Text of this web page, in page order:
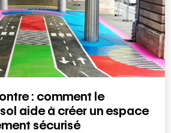
: comment le
aide à créer un espace
sécurisé